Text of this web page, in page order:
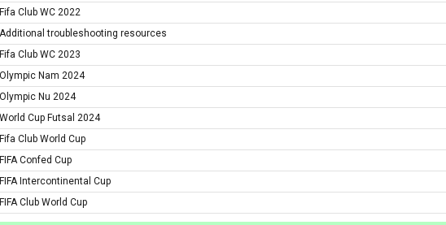
Club WC 2022
troubleshooting resources
Club WC 2023
Nam 2024
Nu 2024
Cup Futsal 2024
Club World Cup
Confed Cup
Intercontinental Cup
Club World Cup